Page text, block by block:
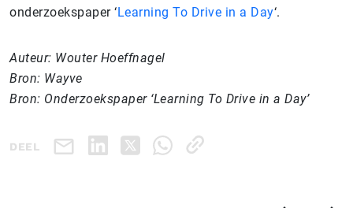
onderzoekspaper ‘Learning To Drive in a Day‘.
Auteur: Wouter Hoeffnagel
Bron: Wayve
Bron: Onderzoekspaper ‘Learning To Drive in a Day’
DEEL